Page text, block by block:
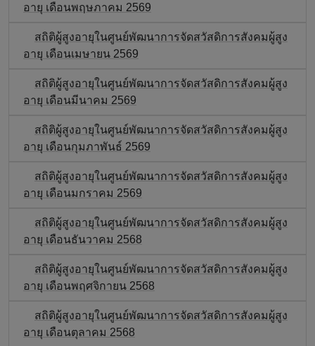
อายุ เดือนพฤษภาคม 2569
สถิติผู้สูงอายุในศูนย์พัฒนาการจัดสวัสดิการสังคมผู้สูง
อายุ เดือนเมษายน 2569
สถิติผู้สูงอายุในศูนย์พัฒนาการจัดสวัสดิการสังคมผู้สูง
อายุ เดือนมีนาคม 2569
สถิติผู้สูงอายุในศูนย์พัฒนาการจัดสวัสดิการสังคมผู้สูง
อายุ เดือนกุมภาพันธ์ 2569
สถิติผู้สูงอายุในศูนย์พัฒนาการจัดสวัสดิการสังคมผู้สูง
อายุ เดือนมกราคม 2569
สถิติผู้สูงอายุในศูนย์พัฒนาการจัดสวัสดิการสังคมผู้สูง
อายุ เดือนธันวาคม 2568
สถิติผู้สูงอายุในศูนย์พัฒนาการจัดสวัสดิการสังคมผู้สูง
อายุ เดือนพฤศจิกายน 2568
สถิติผู้สูงอายุในศูนย์พัฒนาการจัดสวัสดิการสังคมผู้สูง
อายุ เดือนตุลาคม 2568